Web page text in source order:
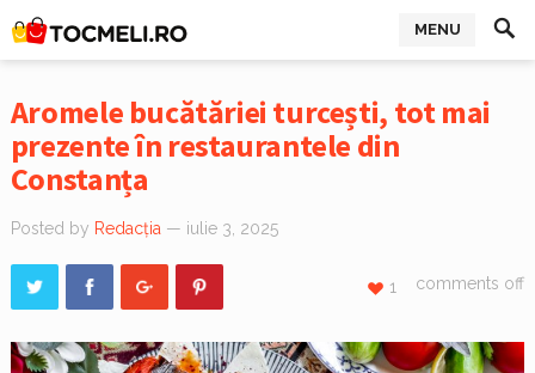
MENU
Aromele bucătăriei turcești, tot mai
prezente în restaurantele din
Constanța
Posted by Redacția — iulie 3, 2025
comments off
1